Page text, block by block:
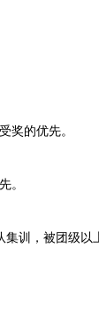
的优先。
。
，被团级以上